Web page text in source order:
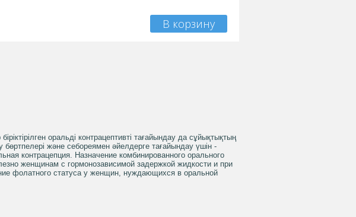
В корзину
оральді контрацептивті тағайындау да сұйықтықтың
және себореямен әйелдерге тағайындау үшін -
контрацепция. Назначение комбинированного орального
женщинам с гормонозависимой задержкой жидкости и при
фолатного статуса у женщин, нуждающихся в оральной